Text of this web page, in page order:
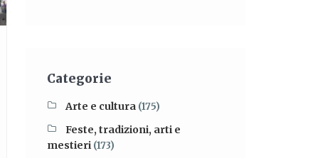
Categorie
Arte e cultura (175)
Feste, tradizioni, arti e
mestieri (173)